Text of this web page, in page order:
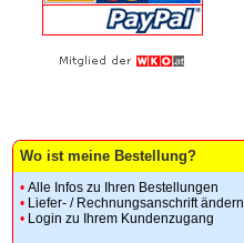
Wo ist meine Bestellung?
• Alle Infos zu Ihren Bestellungen
• Liefer- / Rechnungsanschrift ändern
• Login zu Ihrem Kundenzugang